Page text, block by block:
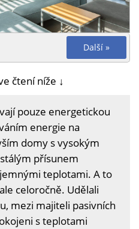
Další »
čtení níže ↓
pouze energetickou
energie na
domy s vysokým
přísunem
teplotami. A to
celoročně. Udělali
mezi majiteli pasivních
s teplotami